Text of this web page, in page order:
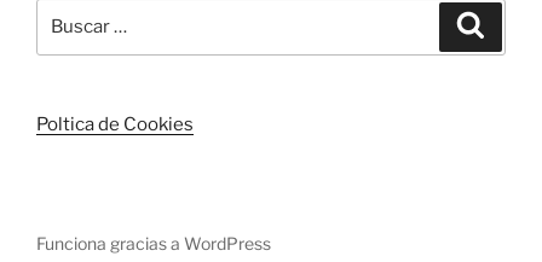
por:
Poltica de Cookies
Funciona gracias a WordPress